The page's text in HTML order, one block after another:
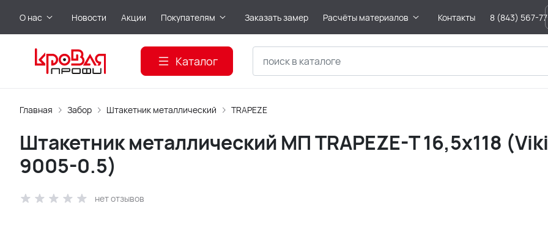
О нас Новости Акции Покупателям Заказать замер Расчёты материалов Контакты 8 (843) 567-
Каталог
Главная Забор Штакетник металлический TRAPEZE
Штакетник металлический МП TRAPEZE-T 16,5х118
9005-0.5)
нет отзывов